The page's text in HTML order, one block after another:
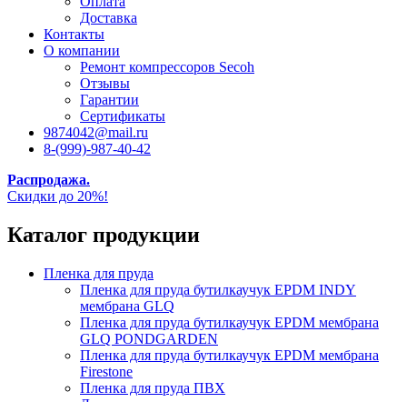
Доставка
Контакты
О компании
Ремонт компрессоров Secoh
Отзывы
Гарантии
Сертификаты
9874042@mail.ru
8-(999)-987-40-42
Распродажа.
Скидки до 20%!
Каталог продукции
Пленка для пруда
Пленка для пруда бутилкаучук EPDM INDY
мембрана GLQ
Пленка для пруда бутилкаучук EPDM мембрана
GLQ PONDGARDEN
Пленка для пруда бутилкаучук EPDM мембрана
Firestone
Пленка для пруда ПВХ